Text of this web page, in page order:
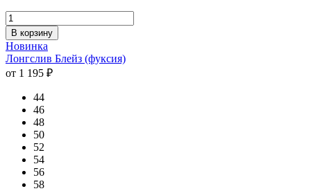
В корзину
Новинка
Лонгслив Блейз (фуксия)
от 1 195 ₽
44
46
48
50
52
54
56
58